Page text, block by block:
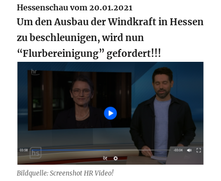
Hessenschau vom 20.01.2021
Um den Ausbau der Windkraft in Hessen
zu beschleunigen, wird nun
“Flurbereinigung” gefordert!!!
Bildquelle: Screenshot HR Video!